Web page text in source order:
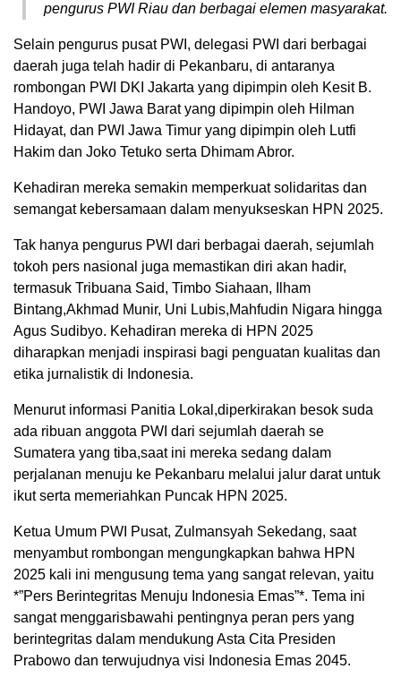
pengurus PWI Riau dan berbagai elemen masyarakat.
Selain pengurus pusat PWI, delegasi PWI dari berbagai
daerah juga telah hadir di Pekanbaru, di antaranya
rombongan PWI DKI Jakarta yang dipimpin oleh Kesit B.
Handoyo, PWI Jawa Barat yang dipimpin oleh Hilman
Hidayat, dan PWI Jawa Timur yang dipimpin oleh Lutfi
Hakim dan Joko Tetuko serta Dhimam Abror.
Kehadiran mereka semakin memperkuat solidaritas dan
semangat kebersamaan dalam menyukseskan HPN 2025.
Tak hanya pengurus PWI dari berbagai daerah, sejumlah
tokoh pers nasional juga memastikan diri akan hadir,
termasuk Tribuana Said, Timbo Siahaan, Ilham
Bintang,Akhmad Munir, Uni Lubis,Mahfudin Nigara hingga
Agus Sudibyo. Kehadiran mereka di HPN 2025
diharapkan menjadi inspirasi bagi penguatan kualitas dan
etika jurnalistik di Indonesia.
Menurut informasi Panitia Lokal,diperkirakan besok suda
ada ribuan anggota PWI dari sejumlah daerah se
Sumatera yang tiba,saat ini mereka sedang dalam
perjalanan menuju ke Pekanbaru melalui jalur darat untuk
ikut serta memeriahkan Puncak HPN 2025.
Ketua Umum PWI Pusat, Zulmansyah Sekedang, saat
menyambut rombongan mengungkapkan bahwa HPN
2025 kali ini mengusung tema yang sangat relevan, yaitu
*”Pers Berintegritas Menuju Indonesia Emas”*. Tema ini
sangat menggarisbawahi pentingnya peran pers yang
berintegritas dalam mendukung Asta Cita Presiden
Prabowo dan terwujudnya visi Indonesia Emas 2045.